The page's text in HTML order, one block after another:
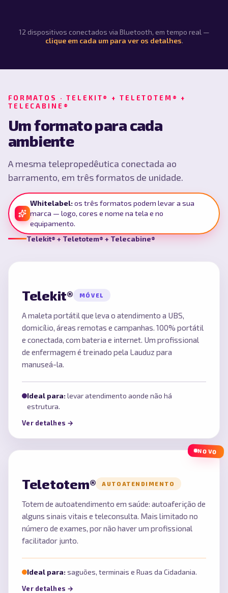
12 dispositivos conectados via Bluetooth, em tempo real —
clique em cada um para ver os detalhes.
FORMATOS · TELEKIT® + TELETOTEM® +
TELECABINE®
Um formato para cada
ambiente
A mesma telepropedêutica conectada ao
barramento, em três formatos de unidade.
Whitelabel:os três formatos podem levar a sua
marca — logo, cores e nome na tela e no
equipamento.
Telekit® + Teletotem® + Telecabine®
Telekit® MÓVEL
A maleta portátil que leva o atendimento a UBS,
domicílio, áreas remotas e campanhas. 100% portátil
e conectada, com bateria e internet. Um profissional
de enfermagem é treinado pela Lauduz para
manuseá-la.
Ideal para: levar atendimento aonde não há
estrutura.
Ver detalhes →
NOVO
Teletotem® AUTOATENDIMENTO
Totem de autoatendimento em saúde: autoaferição de
alguns sinais vitais e teleconsulta. Mais limitado no
número de exames, por não haver um profissional
facilitador junto.
Ideal para: saguões, terminais e Ruas da Cidadania.
Ver detalhes →